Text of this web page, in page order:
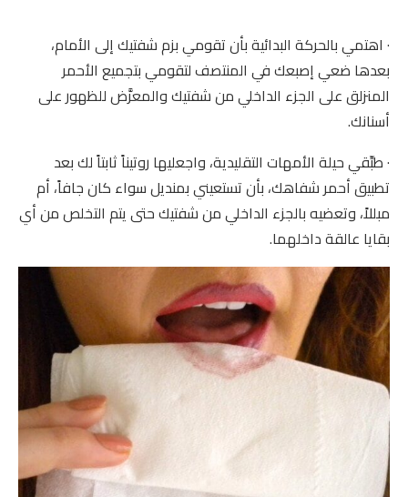
· اهتمي بالحركة البدائية بأن تقومي بزم شفتيك إلى الأمام،
بعدها ضعي إصبعك في المنتصف لتقومي بتجميع الأحمر
المنزلق على الجزء الداخلي من شفتيك والمعرَّض للظهور على
أسنانك.
· طبِّقي حيلة الأمهات التقليدية، واجعليها روتيناً ثابتاً لك بعد
تطبيق أحمر شفاهك، بأن تستعيني بمنديل سواء كان جافاً، أم
مبللاً، وتعضيه بالجزء الداخلي من شفتيك حتى يتم التخلص من أي
بقايا عالقة داخلهما.